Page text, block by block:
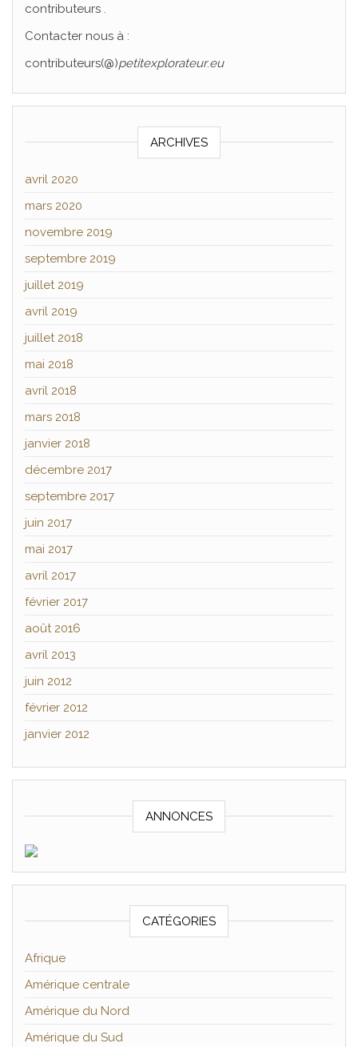
contributeurs .
Contacter nous à :
contributeurs(@)petitexplorateur.eu
ARCHIVES
avril 2020
mars 2020
novembre 2019
septembre 2019
juillet 2019
avril 2019
juillet 2018
mai 2018
avril 2018
mars 2018
janvier 2018
décembre 2017
septembre 2017
juin 2017
mai 2017
avril 2017
février 2017
août 2016
avril 2013
juin 2012
février 2012
janvier 2012
ANNONCES
CATÉGORIES
Afrique
Amérique centrale
Amérique du Nord
Amérique du Sud